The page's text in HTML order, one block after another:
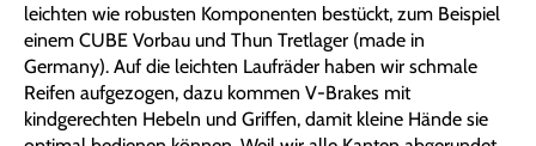
leichten wie robusten Komponenten bestückt, zum Beispiel
einem CUBE Vorbau und Thun Tretlager (made in
Germany). Auf die leichten Laufräder haben wir schmale
Reifen aufgezogen, dazu kommen V-Brakes mit
kindgerechten Hebeln und Griffen, damit kleine Hände sie